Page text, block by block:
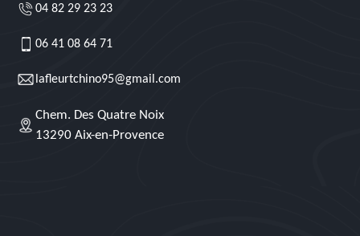
04 82 29 23 23
06 41 08 64 71
lafleurtchino95@gmail.com
Chem. Des Quatre Noix
13290 Aix-en-Provence